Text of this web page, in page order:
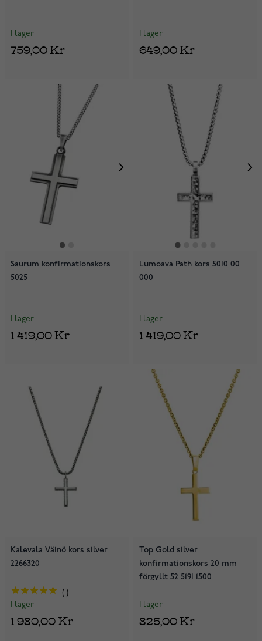
I lager
759,00 Kr
I lager
649,00 Kr
Saurum konfirmationskors
5025
I lager
1 419,00 Kr
Lumoava Path kors 5010 00
000
I lager
1 419,00 Kr
Kalevala Väinö kors silver
2266320
I lager
1 980,00 Kr
Top Gold silver
konfirmationskors 20 mm
förgyllt 52 5191 1500
I lager
825,00 Kr